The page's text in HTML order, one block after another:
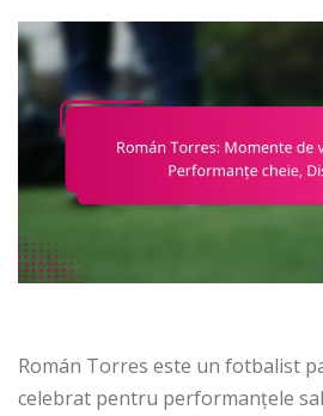
Román Torres este un fotbalist
celebrat pentru performanțele